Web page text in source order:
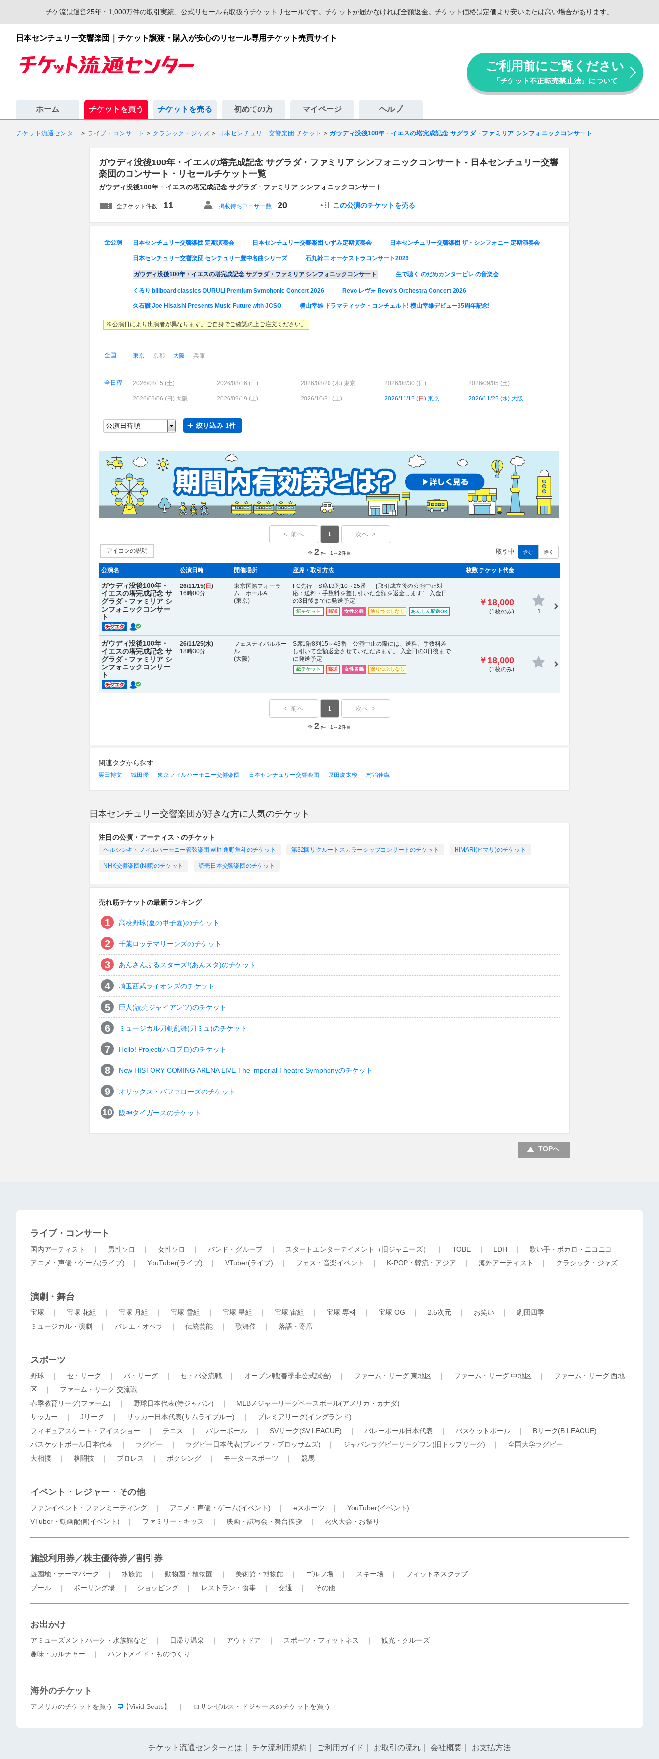
チケ流は運営25年・1,000万件の取引実績、公式リセールも取扱うチケットリセールです。チケットが届かなければ全額返金。チケット価格は定価より安いまたは高い場合があります。
日本センチュリー交響楽団｜チケット譲渡・購入が安心のリセール専用チケット売買サイト
ご利用前にご覧ください
「チケット不正転売禁止法」について
ホーム チケットを買う チケットを売る 初めての方 マイページ ヘルプ
チケット流通センター > ライブ・コンサート > クラシック・ジャズ > 日本センチュリー交響楽団 チケット > ガウディ没後100年・イエスの塔完成記念 サグラダ・ファミリア シンフォニックコンサート
ガウディ没後100年・イエスの塔完成記念 サグラダ・ファミリア シンフォニックコンサート - 日本センチュリー交響
楽団のコンサート・リセールチケット一覧
ガウディ没後100年・イエスの塔完成記念 サグラダ・ファミリア シンフォニックコンサート
全チケット件数 11 掲載待ちユーザー数 20 この公演のチケットを売る
全公演 日本センチュリー交響楽団 定期演奏会 日本センチュリー交響楽団 いずみ定期演奏会 日本センチュリー交響楽団 ザ・シンフォニー 定期演奏会
日本センチュリー交響楽団 センチュリー豊中名曲シリーズ 石丸幹二 オーケストラコンサート2026
ガウディ没後100年・イエスの塔完成記念 サグラダ・ファミリア シンフォニックコンサート 生で聴く のだめカンタービレ の音楽会
くるり billboard classics QURULI Premium Symphonic Concert 2026 Revo レヴォ Revo's Orchestra Concert 2026
久石譲 Joe Hisaishi Presents Music Future with JCSO 横山幸雄 ドラマティック・コンチェルト! 横山幸雄デビュー35周年記念!
※公演日により出演者が異なります。ご自身でご確認の上ご注文ください。
全国 東京 京都 大阪 兵庫
全日程 2026/08/15 (土) 2026/08/16 ( 日 ) 2026/08/20 (木) 東京 2026/08/30 ( 日 ) 2026/09/05 (土)
2026/09/06 ( 日 ) 大阪 2026/09/19 (土) 2026/10/31 (土) 2026/11/15 (日 ) 東京 2026/11/25 (水) 大阪
絞り込み 1件
アイコンの説明 取引中 含む 除く
< 前へ 1 次へ >
全 2 件 1～2件目
公演名 公演日時 開催場所 座席・取引方法 枚数 チケット代金
ガウディ没後100年・
イエスの塔完成記念 サ
グラダ・ファミリア シ
ンフォニックコンサー
ト
26/11/15( 日 )
16時00分
東京国際フォーラ
ム ホールA
(東京)
FC先行 S席13列10～25番 ［取引成立後の公演中止対
応：送料・手数料を差し引いた全額を返金します］ 入金日
の3日後までに発送予定
紙チケット 郵送 女性名義 塗りつぶしなし あんしん配送OK
￥18,000
(1枚のみ) 1
ガウディ没後100年・
イエスの塔完成記念 サ
グラダ・ファミリア シ
ンフォニックコンサー
ト
26/11/25(水)
18時30分
フェスティバルホー
ル
(大阪)
S席1階8列15～43番 公演中止の際には、送料、手数料差
し引いて全額返金させていただきます。 入金日の3日後まで
に発送予定
紙チケット 郵送 女性名義 塗りつぶしなし
￥18,000
(1枚のみ)
< 前へ 1 次へ >
全 2 件 1～2件目
関連タグから探す
栗田博文 城田優 東京フィルハーモニー交響楽団 日本センチュリー交響楽団 原田慶太楼 村治佳織
日本センチュリー交響楽団が好きな方に人気のチケット
注目の公演・アーティストのチケット
ヘルシンキ・フィルハーモニー管弦楽団 with 角野隼斗のチケット 第32回リクルートスカラーシップコンサートのチケット HIMARI(ヒマリ)のチケット
NHK交響楽団(N響)のチケット 読売日本交響楽団のチケット
売れ筋チケットの最新ランキング
高校野球(夏の甲子園)のチケット
千葉ロッテマリーンズのチケット
あんさんぶるスターズ!(あんスタ)のチケット
埼玉西武ライオンズのチケット
巨人(読売ジャイアンツ)のチケット
ミュージカル刀剣乱舞(刀ミュ)のチケット
Hello! Project(ハロプロ)のチケット
New HISTORY COMING ARENA LIVE The Imperial Theatre Symphonyのチケット
オリックス・バファローズのチケット
阪神タイガースのチケット
TOPへ
ライブ・コンサート
国内アーティスト ｜ 男性ソロ ｜ 女性ソロ ｜ バンド・グループ｜ スタートエンターテイメント（旧ジャニーズ） ｜ TOBE ｜ LDH ｜ 歌い手・ボカロ・ニコニコ
アニメ・声優・ゲーム(ライブ) ｜ YouTuber(ライブ) ｜ VTuber(ライブ) ｜ フェス・音楽イベント ｜ K-POP・韓流・アジア ｜ 海外アーティスト ｜ クラシック・ジャズ
演劇・舞台
宝塚 ｜ 宝塚 花組 ｜ 宝塚 月組 ｜ 宝塚 雪組 ｜ 宝塚 星組 ｜ 宝塚 宙組 ｜ 宝塚 専科 ｜ 宝塚 OG ｜ 2.5次元 ｜ お笑い ｜ 劇団四季
ミュージカル・演劇
｜ バレエ・オペラ ｜ 伝統芸能 ｜ 歌舞伎 ｜ 落語・寄席
スポーツ
野球 ｜ セ・リーグ ｜ パ・リーグ ｜ セ・パ交流戦 ｜ オープン戦(春季非公式試合) ｜ ファーム・リーグ 東地区 ｜ ファーム・リーグ 中地区 ｜ ファーム・リーグ 西地
区 ｜ ファーム・リーグ 交流戦
春季教育リーグ(ファーム) ｜ 野球日本代表(侍ジャパン) ｜ MLBメジャーリーグベースボール(アメリカ・カナダ)
サッカー ｜ Jリーグ ｜ サッカー日本代表(サムライブルー) ｜ プレミアリーグ(イングランド)
フィギュアスケート・アイスショー ｜ テニス ｜ バレーボール ｜ SVリーグ(SV.LEAGUE) ｜ バレーボール日本代表 ｜ バスケットボール ｜ Bリーグ(B.LEAGUE)
バスケットボール日本代表 ｜ ラグビー ｜ ラグビー日本代表(ブレイブ・ブロッサムズ) ｜ ジャパンラグビーリーグワン(旧トップリーグ) ｜ 全国大学ラグビー
大相撲 ｜ 格闘技 ｜ プロレス ｜ ボクシング ｜ モータースポーツ ｜ 競馬
イベント・レジャー・その他
ファンイベント・ファンミーティング ｜ アニメ・声優・ゲーム(イベント) ｜ eスポーツ ｜ YouTuber(イベント)
VTuber・動画配信(イベント) ｜ ファミリー・キッズ ｜ 映画・試写会・舞台挨拶 ｜ 花火大会・お祭り
施設利用券／株主優待券／割引券
遊園地・テーマパーク ｜ 水族館 ｜ 動物園・植物園 ｜ 美術館・博物館 ｜ ゴルフ場 ｜ スキー場 ｜ フィットネスクラブ
プール ｜ ボーリング場 ｜ ショッピング ｜ レストラン・食事 ｜ 交通 ｜ その他
お出かけ
アミューズメントパーク・水族館など ｜ 日帰り温泉 ｜ アウトドア ｜ スポーツ・フィットネス ｜ 観光・クルーズ
趣味・カルチャー ｜ ハンドメイド・ものづくり
海外のチケット
アメリカのチケットを買う 【Vivid Seats】 ｜ ロサンゼルス・ドジャースのチケットを買う
チケット流通センターとは チケ流利用規約 ご利用ガイド お取引の流れ 会社概要 お支払方法